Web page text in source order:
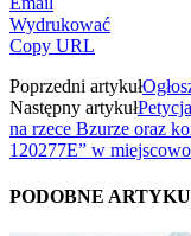
Wydrukować
Copy URL
Poprzedni artykuł
Następny artykuł
na rzece Bzurze oraz
120277E” w
PODOBNE